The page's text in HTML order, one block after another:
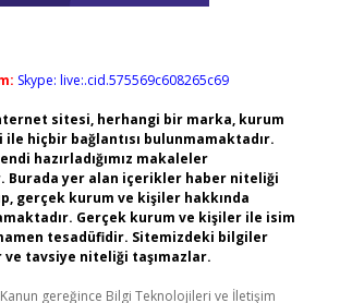
Skype: live:.cid.575569c608265c69
sitesi, herhangi bir marka, kurum
ile hiçbir bağlantısı bulunmamaktadır.
hazırladığımız makaleler
Burada yer alan içerikler haber niteliği
gerçek kurum ve kişiler hakkında
Gerçek kurum ve kişiler ile isim
tesadüfidir. Sitemizdeki bilgiler
tavsiye niteliği taşımazlar.
Kanun gereğince Bilgi Teknolojileri ve İletişim